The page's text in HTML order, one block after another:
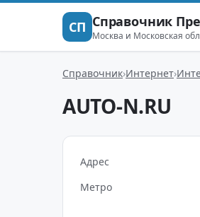
СП Справочник
Москва и Московская
Справочник Интернет
AUTO-N.RU
Адрес
Метро